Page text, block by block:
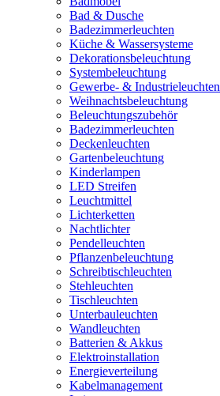
Bad & Dusche
Badezimmerleuchten
Küche & Wassersysteme
Dekorationsbeleuchtung
Systembeleuchtung
Gewerbe- & Industrieleuchten
Weihnachtsbeleuchtung
Beleuchtungszubehör
Badezimmerleuchten
Deckenleuchten
Gartenbeleuchtung
Kinderlampen
LED Streifen
Leuchtmittel
Lichterketten
Nachtlichter
Pendelleuchten
Pflanzenbeleuchtung
Schreibtischleuchten
Stehleuchten
Tischleuchten
Unterbauleuchten
Wandleuchten
Batterien & Akkus
Elektroinstallation
Energieverteilung
Kabelmanagement